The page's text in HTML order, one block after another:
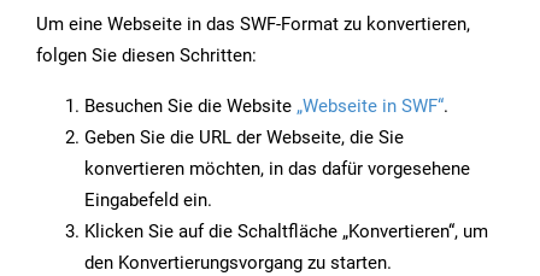
Um eine Webseite in das SWF-Format zu konvertieren,
folgen Sie diesen Schritten:
Besuchen Sie die Website „Webseite in SWF“.
Geben Sie die URL der Webseite, die Sie
konvertieren möchten, in das dafür vorgesehene
Eingabefeld ein.
Klicken Sie auf die Schaltfläche „Konvertieren“, um
den Konvertierungsvorgang zu starten.